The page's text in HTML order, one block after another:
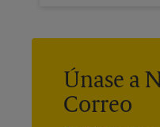
Únase a
Correo